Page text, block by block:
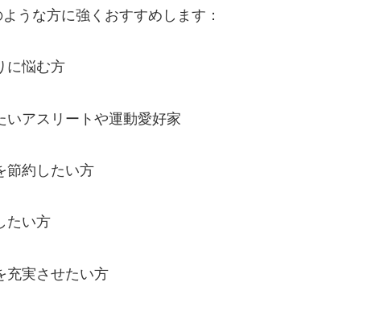
うな方に強くおすすめします：
に悩む方
いアスリートや運動愛好家
節約したい方
たい方
充実させたい方